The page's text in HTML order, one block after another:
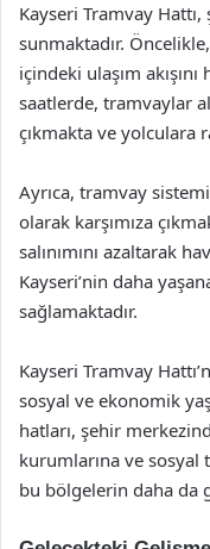
Kayseri Tramvay
sunmaktadır.
içindeki ulaşım
saatlerde, tramvaylar
çıkmakta ve yolculara
Ayrıca, tramvay
olarak karşımıza
salınımını azaltarak
Kayseri’nin daha
sağlamaktadır.
Kayseri Tramvay
sosyal ve ekonomik
hatları, şehir
kurumlarına ve sosyal
bu bölgelerin daha da